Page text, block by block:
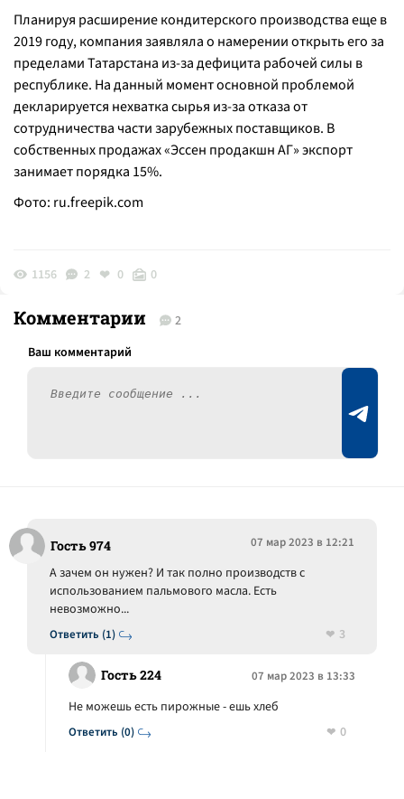
Планируя расширение кондитерского производства еще в
2019 году, компания заявляла о намерении открыть его за
пределами Татарстана из-за дефицита рабочей силы в
республике. На данный момент основной проблемой
декларируется нехватка сырья из-за отказа от
сотрудничества части зарубежных поставщиков. В
собственных продажах «Эссен продакшн АГ» экспорт
занимает порядка 15%.
Фото: ru.freepik.com
1156 2 0 0
Комментарии 2
Гость 974 07 мар 2023 в 12:21
Ответить (1)
А зачем он нужен? И так полно производств с
использованием пальмового масла. Есть
невозможно...
3
Гость 224 07 мар 2023 в 13:33
Ответить (0)
Не можешь есть пирожные - ешь хлеб
0